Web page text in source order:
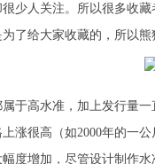
少人关注。所以很多收
了给大家收藏的，所以
于高水准，加上发行量
涨很高（如2000年的一
度增加，尽管设计制作